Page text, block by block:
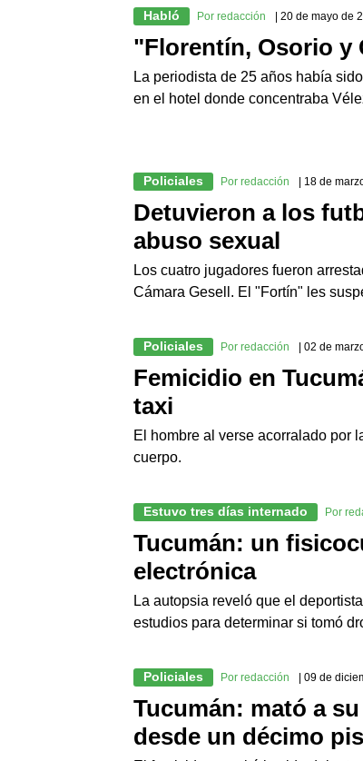
Habló Por redacción | 20 de mayo de
"Florentín, Osorio y
La periodista de 25 años había
en el hotel donde concentraba
Policiales Por redacción | 18 de
Detuvieron a los
abuso sexual
Los cuatro jugadores fueron
Cámara Gesell. El "Fortín" les
Policiales Por redacción | 02 de
Femicidio en
taxi
El hombre al verse acorralado por
cuerpo.
Estuvo tres días internado Por
Tucumán: un
electrónica
La autopsia reveló que el
estudios para determinar si tomó
Policiales Por redacción | 09 de
Tucumán: mató a
desde un décimo